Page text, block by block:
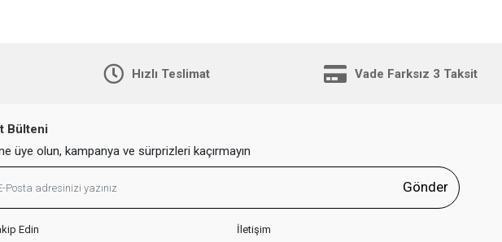
Hızlı Teslimat Vade Farksız 3 Taksit
Bülteni
üye olun, kampanya ve sürprizleri kaçırmayın
Gönder
Edin İletişim